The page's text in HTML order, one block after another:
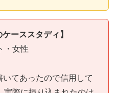
ーススタディ】
・女性
いてあったので信用して